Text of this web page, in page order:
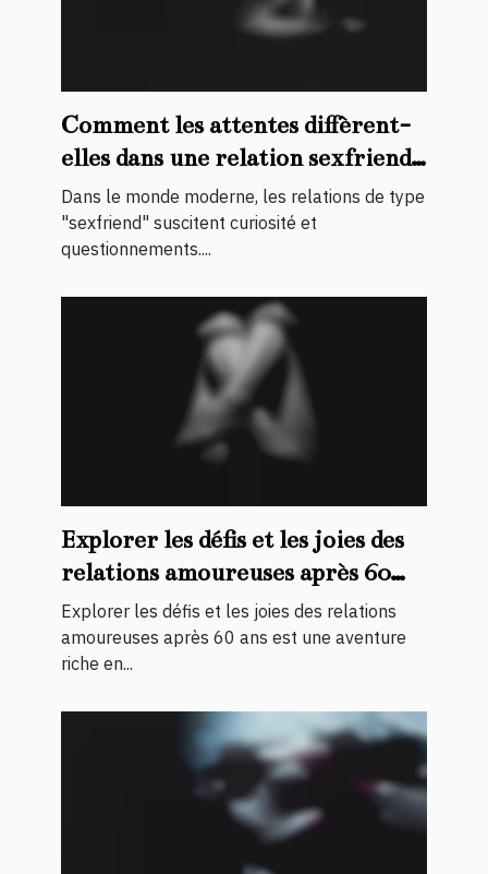
Comment les attentes diffèrent-
elles dans une relation sexfriend
?
Dans le monde moderne, les relations de type
"sexfriend" suscitent curiosité et
questionnements....
Explorer les défis et les joies des
relations amoureuses après 60
ans
Explorer les défis et les joies des relations
amoureuses après 60 ans est une aventure
riche en...